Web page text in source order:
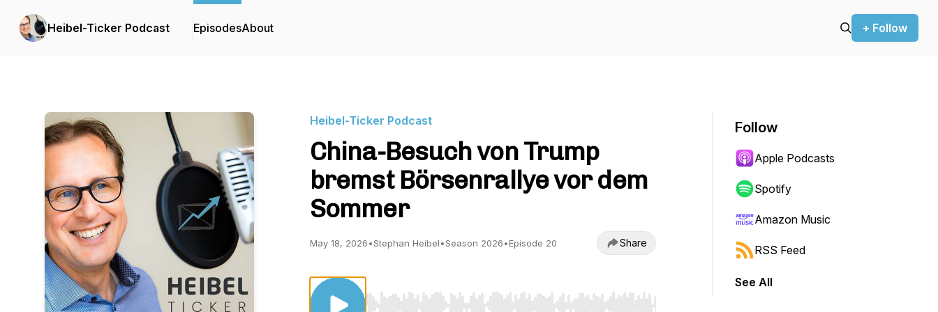
Heibel-Ticker Podcast EpisodesAbout + Follow
Heibel-Ticker Podcast
China-Besuch von Trump
bremst Börsenrallye vor dem
Sommer
May 18, 2026•Stephan Heibel•Season 2026•Episode 20 Share
Follow
Apple Podcasts
Spotify
Amazon Music
RSS Feed
See All